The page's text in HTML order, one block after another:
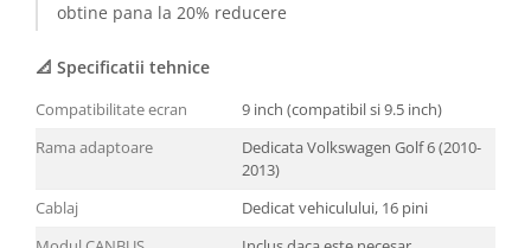
obtine pana la 20% reducere
📐 Specificatii tehnice
Compatibilitate ecran
9 inch (compatibil si 9.5 inch)
Rama adaptoare
Dedicata Volkswagen Golf 6 (2010-
2013)
Cablaj
Dedicat vehiculului, 16 pini